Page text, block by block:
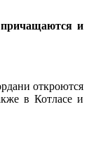
и
откроются
в Котласе и